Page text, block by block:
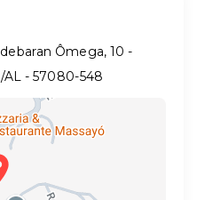
Ômega, 10 -
AL - 57080-548